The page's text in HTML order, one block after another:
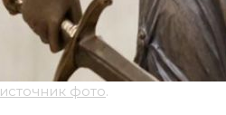
источник фото.